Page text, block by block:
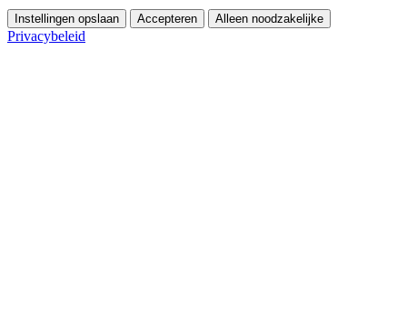
Instellingen opslaan Accepteren Alleen noodzakelijke
Privacybeleid